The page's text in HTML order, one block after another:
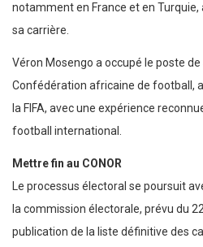
notamment en France et en
sa carrière.
Véron Mosengo a occupé le poste
Confédération africaine de football,
la FIFA, avec une expérience
football international.
Mettre fin au CONOR
Le processus électoral se poursuit
la commission électorale, prévu du
publication de la liste définitive des